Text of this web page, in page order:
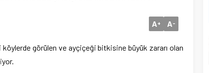
A+ A-
görülen ve ayçiçeği bitkisine büyük zararı olan